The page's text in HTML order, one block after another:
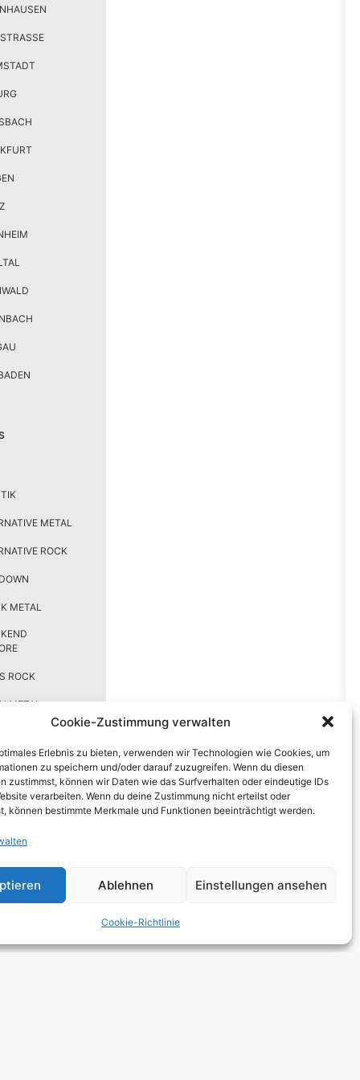
Cookie-Zustimmung verwalten
Erlebnis zu bieten, verwenden wir Technologien wie Cookies, um
zu speichern und/oder darauf zuzugreifen. Wenn du diesen
zustimmst, können wir Daten wie das Surfverhalten oder eindeutige IDs
verarbeiten. Wenn du deine Zustimmung nicht erteilst oder
können bestimmte Merkmale und Funktionen beeinträchtigt werden.
Ablehnen Einstellungen ansehen
Cookie-Richtlinie
METAL
ROCK
METAL
ROCK
METAL
ROCK